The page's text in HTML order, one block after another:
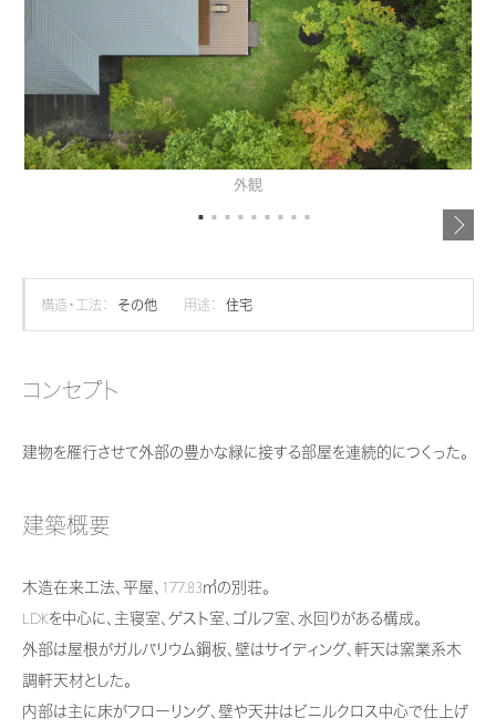
住まいづくりガイド
買う
分譲住宅（建売・土地）検索
スムストック検索
分譲マンション検索
売る [MISAWA RELAY]
住まいの売却
多彩な動画やこだわりが詰まった建築実例、注目の最新情報など、住まい
づくりを楽しく学べるデジタルラウンジです。
ホームラウンジ 新築・戸建て
土地活用実例
法人のお客さま
企業不動産活用（CRE）戦略
これから土地活用・賃貸経営をご検討の方
土地活用の基礎から長期安定経営を目指すオーナー様まで、賃貸経営に
役立つ多彩な情報を幅広くお届けします。
ホームラウンジ 土地活用・賃貸経営
リフォーム事例
事業用
事業用リノベーション
ホテル・旅館リフォーム
リフォーム営業所
実例動画や基礎知識、収納の工夫など、理想の住まいを叶えるリフォーム
の具体策とアイデアを豊富にご用意しています。
ホームラウンジ リフォーム
分譲マンション開発事業
収益不動産・投資開発事業
建築再生事業
事業用地・事業用建物
住まいるりんぐ（ロングサポート）
保証制度
アフターメンテナンス
お客様センター
ームからの大切なお知らせなど配信しています。
ミサワオーナーズクラブ
企業・IR
ニュース
MISAWAについて
SDGs
障がい者採用
ウエルネス事業
イベント情報
カタログ請求
住まいのご相談
外観
構造・工法： その他 用途： 住宅
コンセプト
建物を雁行させて外部の豊かな緑に接する部屋を連続的につくった。
建築概要
木造在来工法、平屋、177.83㎡の別荘。
LDKを中心に、主寝室、ゲスト室、ゴルフ室、水回りがある構成。
外部は屋根がガルバリウム鋼板、壁はサイディング、軒天は窯業系木
調軒天材とした。
内部は主に床がフローリング、壁や天井はビニルクロス中心で仕上げ